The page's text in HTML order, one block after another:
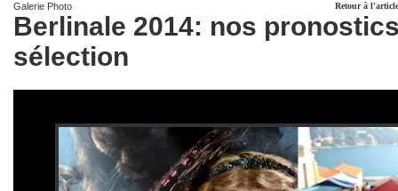
Retour à
Galerie Photo
Berlinale 2014: nos
sélection